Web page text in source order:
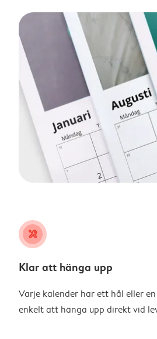
tools
Klar att hänga upp
Varje kalender har ett hål eller
enkelt att hänga upp direkt vid